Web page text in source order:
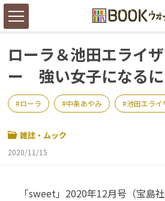
ローラ＆池田エライ
ー 強い女子になるに
ローラ 中条あやみ 池田エライ
雑誌・ムック
2020/11/15
「sweet」2020年12月号（宝島